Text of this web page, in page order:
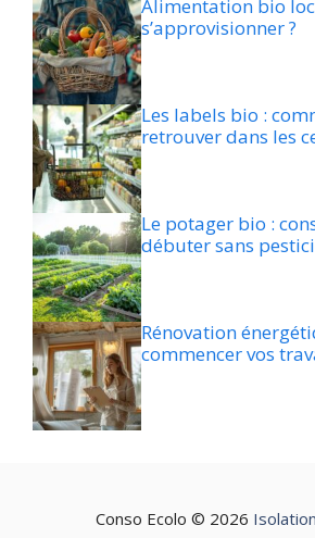
Alimentation bio
s’approvisionner ?
Les labels bio :
retrouver dans les
Le potager bio :
débuter sans
Rénovation
commencer vos
Conso Ecolo © 2026 Isolation